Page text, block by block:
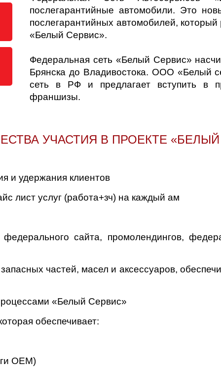
послегарантийные автомобили. Это
послегарантийных автомобилей, который
«Белый Сервис».
Федеральная сеть «Белый Сервис»
Брянска до Владивостока. ООО «Белый
сеть в РФ и предлагает вступить в
франшизы.
УЧАСТИЯ В ПРОЕКТЕ
и удержания клиентов
лист услуг (работа+зч) на каждый ам
сайта, промолендингов,
частей, масел и аксессуаров,
«Белый Сервис»
обеспечивает:
ОЕМ)